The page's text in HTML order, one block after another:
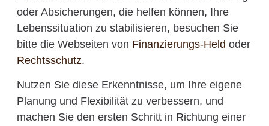
oder Absicherungen, die helfen können, Ihre
Lebenssituation zu stabilisieren, besuchen Sie
bitte die Webseiten von Finanzierungs-Held oder
Rechtsschutz.
Nutzen Sie diese Erkenntnisse, um Ihre eigene
Planung und Flexibilität zu verbessern, und
machen Sie den ersten Schritt in Richtung einer